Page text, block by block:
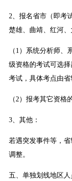
2、报名省市（即考
楚雄、曲靖、红河、
（1）系统分析师
级资格的考试可选
考试，具体考点由省
（2）报考其它资格
3、其他：
若遇突发事件等，
调整。
五、单独划线地区人